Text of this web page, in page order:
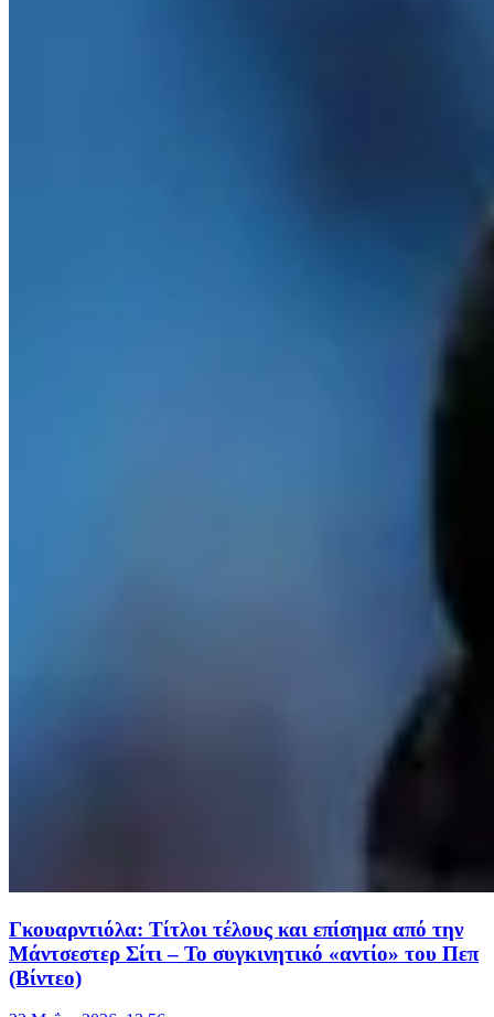
Γκουαρντιόλα: Τίτλοι τέλους και επίσημα από την
Μάντσεστερ Σίτι – Το συγκινητικό «αντίο» του Πεπ
(Βίντεο)